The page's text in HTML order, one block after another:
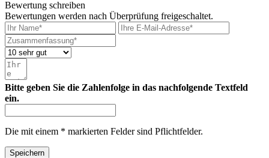
Bewertung schreiben
Bewertungen werden nach Überprüfung freigeschaltet.
Bitte geben Sie die Zahlenfolge in das nachfolgende Textfeld
ein.
Die mit einem * markierten Felder sind Pflichtfelder.
Speichern